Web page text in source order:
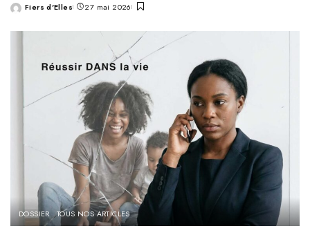
PostedFiers d'Elles 27 mai 2026
DOSSIER TOUS NOS ARTICLES